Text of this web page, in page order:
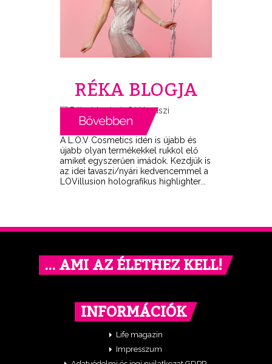
RÉKA BLOGJA
A L.O.V Cosmetics idén is újabb és
újabb olyan termékekkel rukkol elő
amiket egyszerűen imádok. Kezdjük is
az idei tavaszi/nyári kedvencemmel a
LOVillusion holografikus highlighter...
… AMI AZ ÉLETHEZ KELL!
INFORMÁCIÓK
Life magazin
Impresszum